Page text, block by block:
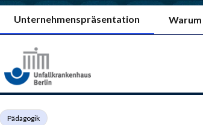
Unternehmenspräsentation
Pädagogik